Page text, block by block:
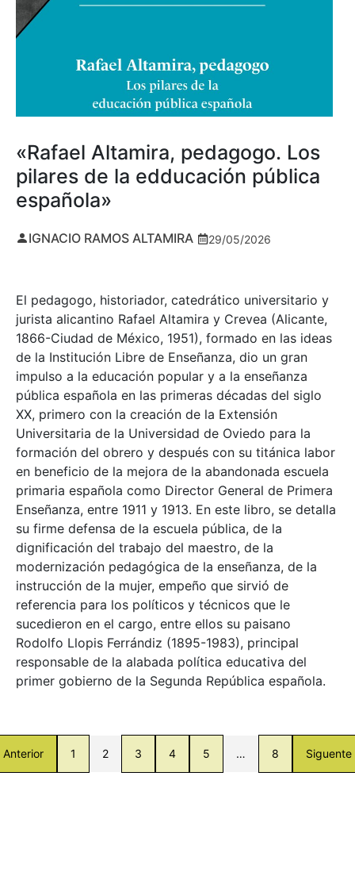
«Rafael Altamira, pedagogo. Los
pilares de la edducación pública
española»
IGNACIO RAMOS ALTAMIRA 29/05/2026
El pedagogo, historiador, catedrático universitario y
jurista alicantino Rafael Altamira y Crevea (Alicante,
1866-Ciudad de México, 1951), formado en las ideas
de la Institución Libre de Enseñanza, dio un gran
impulso a la educación popular y a la enseñanza
pública española en las primeras décadas del siglo
XX, primero con la creación de la Extensión
Universitaria de la Universidad de Oviedo para la
formación del obrero y después con su titánica labor
en beneficio de la mejora de la abandonada escuela
primaria española como Director General de Primera
Enseñanza, entre 1911 y 1913. En este libro, se detalla
su firme defensa de la escuela pública, de la
dignificación del trabajo del maestro, de la
modernización pedagógica de la enseñanza, de la
instrucción de la mujer, empeño que sirvió de
referencia para los políticos y técnicos que le
sucedieron en el cargo, entre ellos su paisano
Rodolfo Llopis Ferrándiz (1895-1983), principal
responsable de la alabada política educativa del
primer gobierno de la Segunda República española.
Anterior 1 2 3 4 5 … 8 Siguente